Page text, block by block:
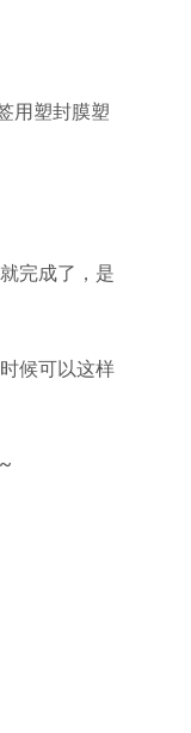
用塑封膜塑
完成了，是
候可以这样